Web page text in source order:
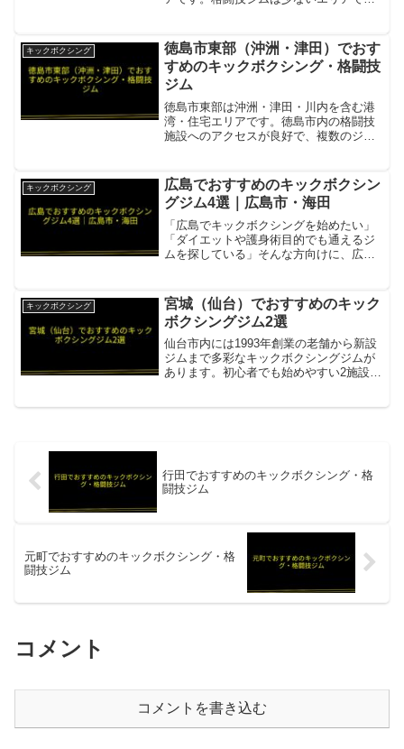
アから京阪石山坂本線でびわこ浜大津駅
へアクセスできる24時...
キックボクシング
徳島市東部（沖洲・津田）でおす
すめのキックボクシング・格闘技
ジム
徳島市東部は沖洲・津田・川内を含む港
湾・住宅エリアです。徳島市内の格闘技
施設へのアクセスが良好で、複数のジム
安料金で始めやすい項目内容所在地／最
寄駅徳島市不動東町...
キックボクシング
広島でおすすめのキックボクシン
グジム4選｜広島市・海田
「広島でキックボクシングを始めたい」
「ダイエットや護身術目的でも通えるジ
ムを探している」そんな方向けに、広島
心部のキックボクシング特化スタジオ項
目内容所在地／最寄駅広...
キックボクシング
宮城（仙台）でおすすめのキック
ボクシングジム2選
仙台市内には1993年創業の老舗から新設
ジムまで多彩なキックボクシングジムが
あります。初心者でも始めやすい2施設を
行田でおすすめのキックボクシング・格
闘技ジム
元町でおすすめのキックボクシング・格
闘技ジム
コメント
コメントを書き込む